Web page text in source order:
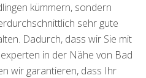
kümmern, sondern
sehr gute
Dadurch, dass wir Sie mit
in der Nähe von Bad
wir garantieren, dass Ihr